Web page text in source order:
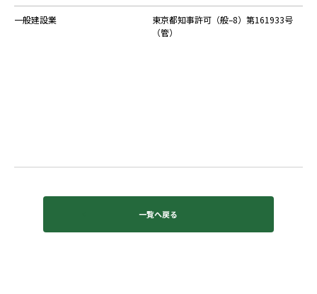
一般建設業
東京都知事許可（般–8）第161933号
（管）
一覧へ戻る